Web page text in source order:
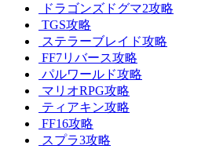
ドラゴンズドグマ2攻略
TGS攻略
ステラーブレイド攻略
FF7リバース攻略
パルワールド攻略
マリオRPG攻略
ティアキン攻略
FF16攻略
スプラ3攻略